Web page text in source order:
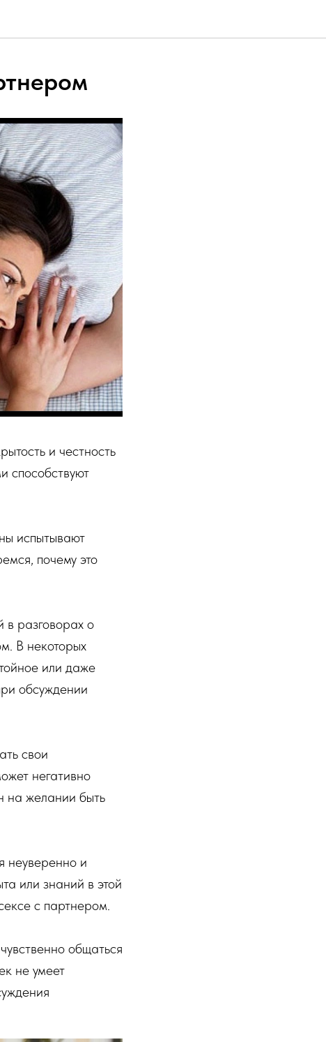
и честность
способствуют
испытывают
почему это
в разговорах о
В некоторых
или даже
обсуждении
свои
негативно
на желании быть
неуверенно и
или знаний в этой
с партнером.
общаться
не умеет